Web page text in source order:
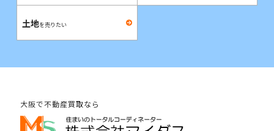
土地を売りたい
大阪で不動産買取なら